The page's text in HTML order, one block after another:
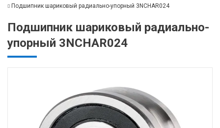
Подшипник шариковый радиально-упорный 3NCHAR024
Подшипник шариковый радиально-
упорный 3NCHAR024